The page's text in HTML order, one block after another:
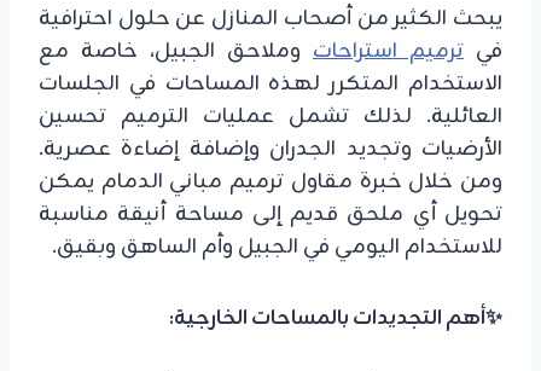
يبحث الكثير من أصحاب المنازل عن حلول احترافية
في ترميم استراحات وملاحق الجبيل، خاصة مع
الاستخدام المتكرر لهذه المساحات في الجلسات
العائلية. لذلك تشمل عمليات الترميم تحسين
الأرضيات وتجديد الجدران وإضافة إضاءة عصرية.
ومن خلال خبرة مقاول ترميم مباني الدمام يمكن
تحويل أي ملحق قديم إلى مساحة أنيقة مناسبة
للاستخدام اليومي في الجبيل وأم الساهق وبقيق.
✨أهم التجديدات بالمساحات الخارجية: